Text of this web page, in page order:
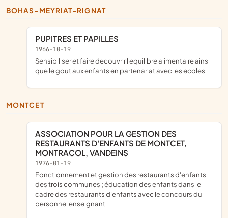
BOHAS-MEYRIAT-RIGNAT
PUPITRES ET PAPILLES
1966-10-19
sensibiliser et faire decouvrir l equilibre alimentaire ainsi
que le gout aux enfants en partenariat avec les ecoles
MONTCET
ASSOCIATION POUR LA GESTION DES
RESTAURANTS D'ENFANTS DE MONTCET,
MONTRACOL, VANDEINS
1976-01-19
fonctionnement et gestion des restaurants d'enfants
des trois communes ; éducation des enfants dans le
cadre des restaurants d'enfants avec le concours du
personnel enseignant